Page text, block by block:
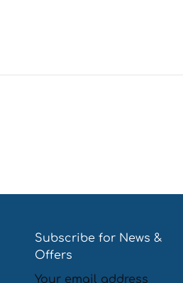
Subscribe for News &
Offers